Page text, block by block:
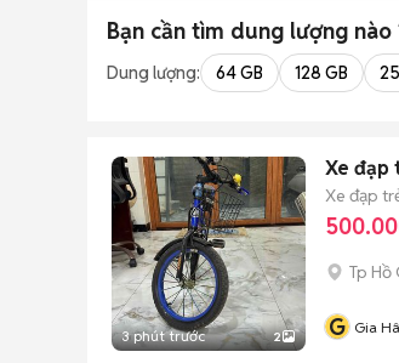
Bạn cần tìm dung lượng nào
Dung lượng: 64 GB 128 GB
3 phút trước 2
Xe đạp
Xe đạp
Tp Hồ
G Gia